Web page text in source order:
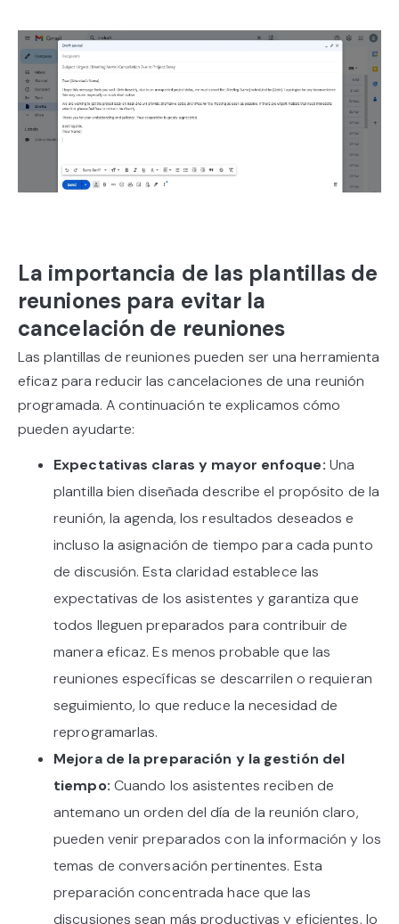
La importancia de las plantillas de
reuniones para evitar la
cancelación de reuniones
Las plantillas de reuniones pueden ser una herramienta
eficaz para reducir las cancelaciones de una reunión
programada. A continuación te explicamos cómo
pueden ayudarte:
Expectativas claras y mayor enfoque: Una
plantilla bien diseñada describe el propósito de la
reunión, la agenda, los resultados deseados e
incluso la asignación de tiempo para cada punto
de discusión. Esta claridad establece las
expectativas de los asistentes y garantiza que
todos lleguen preparados para contribuir de
manera eficaz. Es menos probable que las
reuniones específicas se descarrilen o requieran
seguimiento, lo que reduce la necesidad de
reprogramarlas.
Mejora de la preparación y la gestión del
tiempo: Cuando los asistentes reciben de
antemano un orden del día de la reunión claro,
pueden venir preparados con la información y los
temas de conversación pertinentes. Esta
preparación concentrada hace que las
discusiones sean más productivas y eficientes, lo